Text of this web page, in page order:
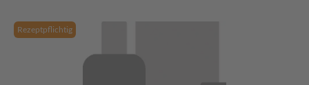
Rezeptpflichtig